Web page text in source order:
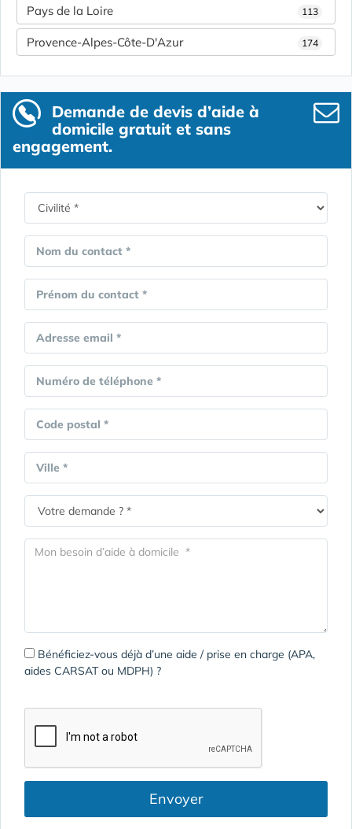
Pays de la Loire 113
Provence-Alpes-Côte-D'Azur 174
Demande de devis d’aide à
domicile gratuit et sans
engagement.
Nom du contact *
Prénom du contact *
Adresse email *
Numéro de téléphone *
Code postal *
Ville *
Bénéficiez-vous déjà d’une aide / prise en charge (APA,
aides CARSAT ou MDPH) ?
Envoyer